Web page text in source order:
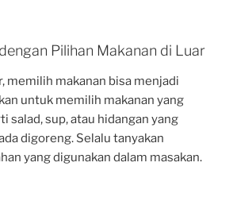
Pilihan Makanan di Luar
memilih makanan bisa menjadi
untuk memilih makanan yang
salad, sup, atau hidangan yang
digoreng. Selalu tanyakan
yang digunakan dalam masakan.